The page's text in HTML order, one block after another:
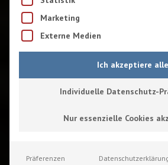
Marketing
Externe Medien
Ich akzeptiere alle
Individuelle Datenschutz-
Nur essenzielle Cookies
Präferenzen